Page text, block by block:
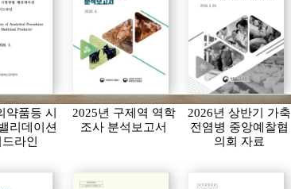
약품등 시
리데이션
라인
2025년 구제역 역학
조사 분석보고서
2026년 상반기 가축
전염병 중앙예찰협
의회 자료